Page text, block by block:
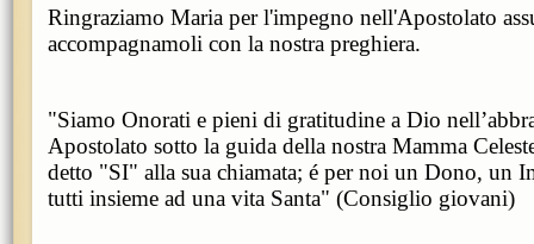
Ringraziamo Maria per l'impegno nell'Apostolato
accompagnamoli con la nostra preghiera.
"Siamo Onorati e pieni di gratitudine a Dio
Apostolato sotto la guida della nostra Mamma
detto "SI" alla sua chiamata; é per noi un Dono, un
tutti insieme ad una vita Santa" (Consiglio giovani)